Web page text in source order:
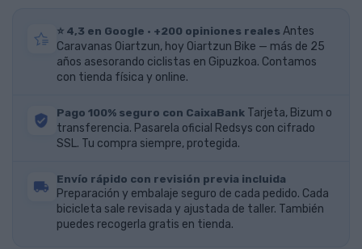
⭐ 4,3 en Google · +200 opiniones reales Antes
Caravanas Oiartzun, hoy Oiartzun Bike — más de 25
años asesorando ciclistas en Gipuzkoa. Contamos
con tienda física y online.
Pago 100% seguro con CaixaBank Tarjeta, Bizum o
transferencia. Pasarela oficial Redsys con cifrado
SSL. Tu compra siempre, protegida.
Envío rápido con revisión previa incluida
Preparación y embalaje seguro de cada pedido. Cada
bicicleta sale revisada y ajustada de taller. También
puedes recogerla gratis en tienda.